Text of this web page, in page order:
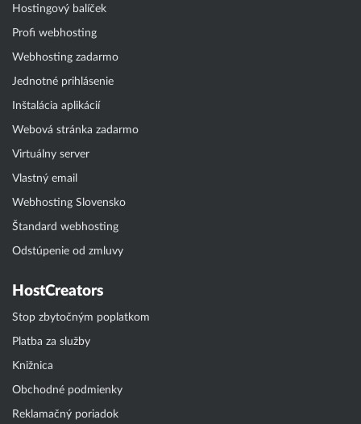
Hostingový balíček
Profi webhosting
Webhosting zadarmo
Jednotné prihlásenie
Inštalácia aplikácií
Webová stránka zadarmo
Virtuálny server
Vlastný email
Webhosting Slovensko
Štandard webhosting
Odstúpenie od zmluvy
HostCreators
Stop zbytočným poplatkom
Platba za služby
Knižnica
Obchodné podmienky
Reklamačný poriadok